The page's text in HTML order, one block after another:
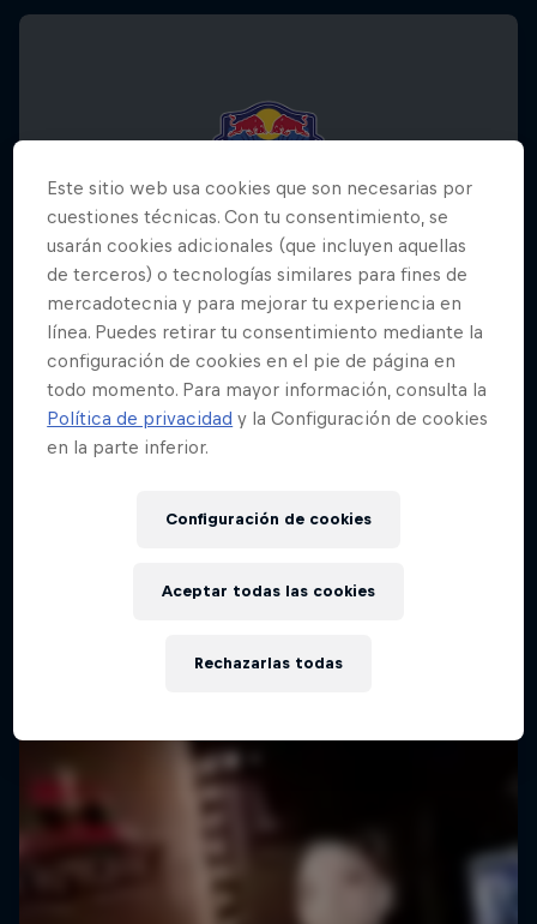
Red Bull Batalla Final Torneo de Plazas
2026
Lima, Peru
Este sitio web usa cookies que son necesarias por
cuestiones técnicas. Con tu consentimiento, se
usarán cookies adicionales (que incluyen aquellas
de terceros) o tecnologías similares para fines de
mercadotecnia y para mejorar tu experiencia en
línea. Puedes retirar tu consentimiento mediante la
configuración de cookies en el pie de página en
todo momento. Para mayor información, consulta la
Política de privacidad y la Configuración de cookies
en la parte inferior.
Configuración de cookies
Rechazarlas todas
Aceptar todas las cookies